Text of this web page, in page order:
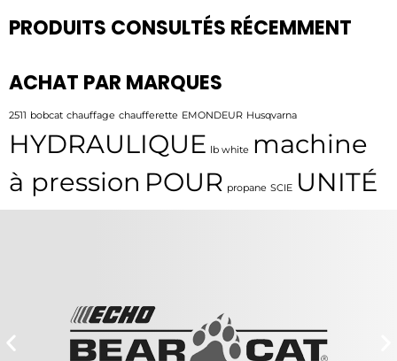
PRODUITS CONSULTÉS RÉCEMMENT
ACHAT PAR MARQUES
2511 bobcat chauffage chaufferette EMONDEUR Husqvarna
HYDRAULIQUE lb white machine
à pression POUR propane SCIE UNITÉ